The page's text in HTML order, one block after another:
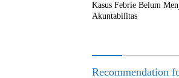
Kasus Febrie Belum
Akuntabilitas
Recommendation